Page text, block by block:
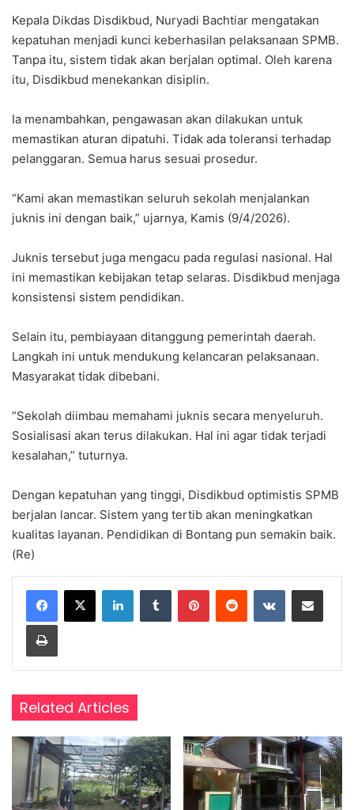
Kepala Dikdas Disdikbud, Nuryadi Bachtiar mengatakan
kepatuhan menjadi kunci keberhasilan pelaksanaan SPMB.
Tanpa itu, sistem tidak akan berjalan optimal. Oleh karena
itu, Disdikbud menekankan disiplin.
Ia menambahkan, pengawasan akan dilakukan untuk
memastikan aturan dipatuhi. Tidak ada toleransi terhadap
pelanggaran. Semua harus sesuai prosedur.
“Kami akan memastikan seluruh sekolah menjalankan
juknis ini dengan baik,” ujarnya, Kamis (9/4/2026).
Juknis tersebut juga mengacu pada regulasi nasional. Hal
ini memastikan kebijakan tetap selaras. Disdikbud menjaga
konsistensi sistem pendidikan.
Selain itu, pembiayaan ditanggung pemerintah daerah.
Langkah ini untuk mendukung kelancaran pelaksanaan.
Masyarakat tidak dibebani.
“Sekolah diimbau memahami juknis secara menyeluruh.
Sosialisasi akan terus dilakukan. Hal ini agar tidak terjadi
kesalahan,” tuturnya.
Dengan kepatuhan yang tinggi, Disdikbud optimistis SPMB
berjalan lancar. Sistem yang tertib akan meningkatkan
kualitas layanan. Pendidikan di Bontang pun semakin baik.
(Re)
Related Articles